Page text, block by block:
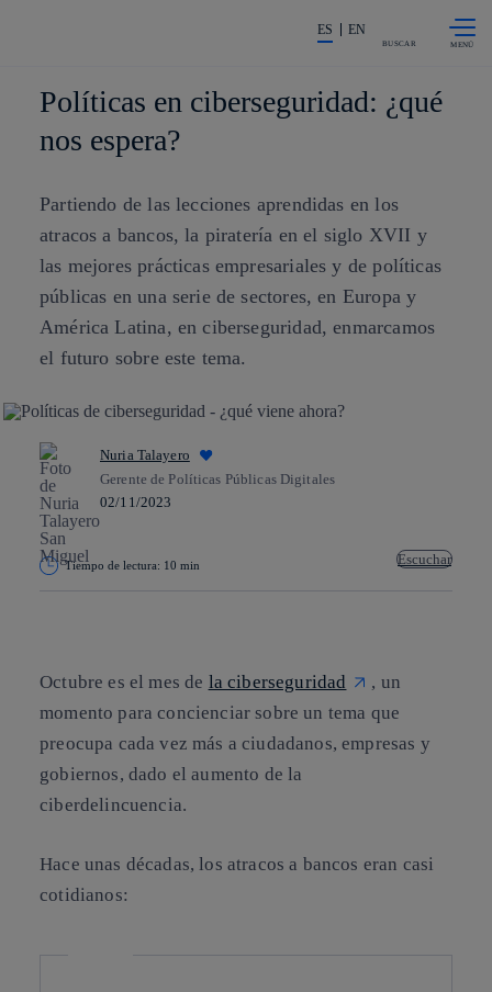
La acción en accionistas e
ES EN
BUSCAR
Políticas en ciberseguridad: ¿qué
nos espera?
Partiendo de las lecciones aprendidas en los
atracos a bancos, la piratería en el siglo XVII y
las mejores prácticas empresariales y de políticas
públicas en una serie de sectores, en Europa y
América Latina, en ciberseguridad, enmarcamos
el futuro sobre este tema.
Nuria Talayero
Gerente de Políticas Públicas Digitales
02/11/2023
Tiempo de lectura: 10 min Escuchar
Octubre es el mes de la ciberseguridad
, un
momento para concienciar sobre un tema que
preocupa cada vez más a ciudadanos, empresas y
gobiernos, dado el aumento de la
ciberdelincuencia.
Hace unas décadas, los atracos a bancos eran casi
cotidianos: